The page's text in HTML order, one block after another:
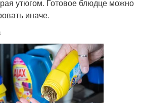
утюгом. Готовое блюдце можно
иначе.